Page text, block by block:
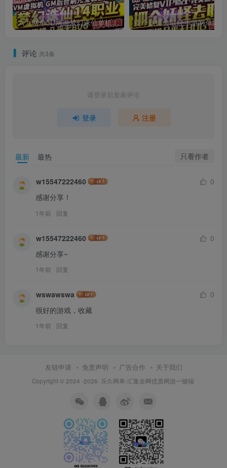
六九网单3D网游梦幻诛仙单机版14职业回合手游完整一键端GM刷元宝金钱物品
评论 共3条
请登录后发表评论
登录 注册
最新 最热 只看作者
w15547222460
0
感谢分享！
1年前 回复
w15547222460
0
感谢分享~
1年前 回复
wswawswa
0
很好的游戏，收藏
1年前 回复
友链申请 免责声明 广告合作 关于我们
Copyright © 2024 -2026· 乐久网单-汇集全网优质网游一键端